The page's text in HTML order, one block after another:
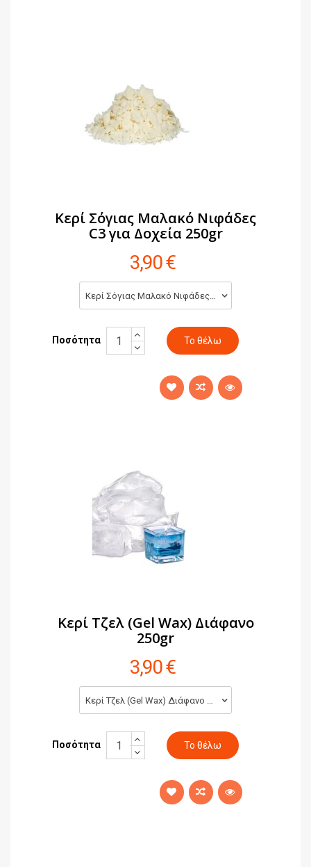
Κερί Σόγιας Μαλακό Νιφάδες
C3 για Δοχεία 250gr
3,90 €
Κερί Σόγιας Μαλακό Νιφάδες C3 για Δοχεία 250gr (3,90 €)
Ποσότητα
Κερί Τζελ (Gel Wax) Διάφανο
250gr
3,90 €
Κερί Τζελ (Gel Wax) Διάφανο 250gr (3,90 €)
Ποσότητα